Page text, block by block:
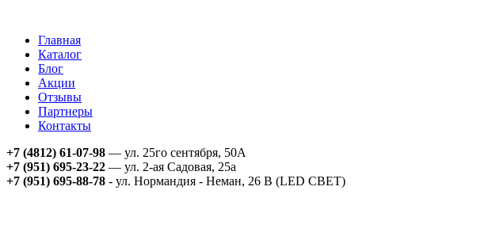
Главная
Каталог
Блог
Акции
Отзывы
Партнеры
Контакты
+7 (4812) 61-07-98 — ул. 25го сентября, 50А
+7 (951) 695-23-22 — ул. 2-ая Садовая, 25а
+7 (951) 695-88-78 - ул. Нормандия - Неман, 26 В (LED СВЕТ)